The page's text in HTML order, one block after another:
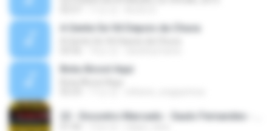
A Gente Se Vê Depois da Chuva
Bota Álcool Aqui